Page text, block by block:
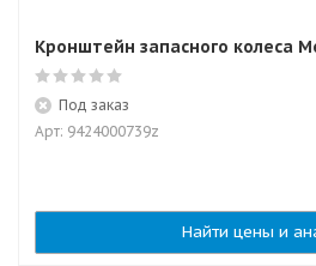
Кронштейн запасного колеса
Под заказ
Арт: 9424000739z
Найти цены и